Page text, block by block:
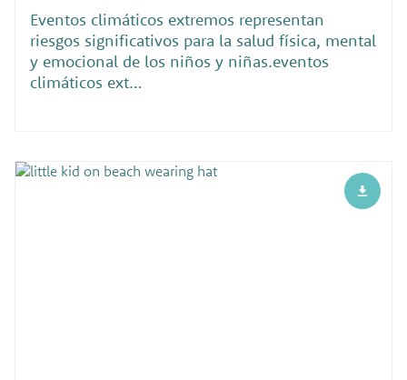
Eventos climáticos extremos representan
riesgos significativos para la salud física, mental
y emocional de los niños y niñas.eventos
climáticos ext…